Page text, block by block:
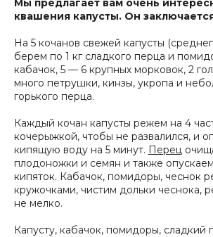
квашения капусты. Он
На 5 кочанов свежей капусты
берем по 1 кг сладкого перца и
кабачок, 5 — 6 крупных морковок, 2
много петрушки, кинзы, укропа и
горького перца.
Каждый кочан капусты режем на 4
кочерыжкой, чтобы не развалился, и
кипящую воду на 5 минут. Перец
плодоножки и семян и также
кипяток. Кабачок, помидоры, чеснок
кружочками, чистим дольки чеснока,
не мелко.
Капусту, кабачок, помидоры, сладкий